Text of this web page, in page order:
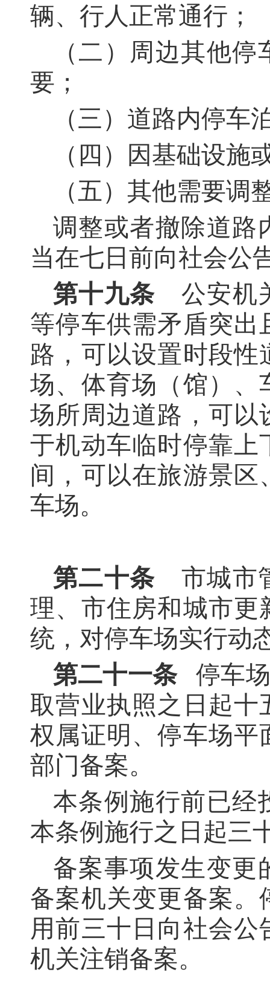
辆、行人正常通行；
（二）周边其他
要；
（三）道路内停车
（四）因基础设施
（五）其他需要调
调整或者撤除道路
当在七日前向社会公
第十九条 公安机
等停车供需矛盾突
路，可以设置时段
场、体育场（馆）、
场所周边道路，可以
于机动车临时停靠上
间，可以在旅游景
车场。
第二十条 市城市
理、市住房和城市更
统，对停车场实行动
第二十一条停车场
取营业执照之日起十
权属证明、停车场平
部门备案。
本条例施行前已经
本条例施行之日起三
备案事项发生变更
备案机关变更备案
用前三十日向社会
机关注销备案。